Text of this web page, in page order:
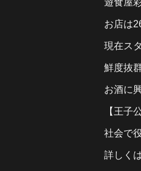
遊食屋
お店は
現在ス
鮮度抜
お酒に
【王子
社会で
詳しく